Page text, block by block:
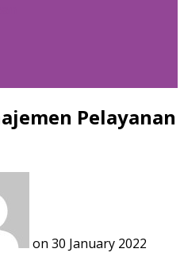
Pelayanan
on 30 January 2022